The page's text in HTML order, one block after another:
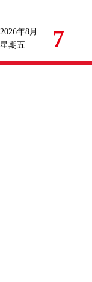
2026年8月
星期五
7